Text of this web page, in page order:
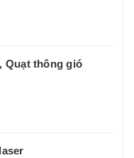
Quạt thông gió